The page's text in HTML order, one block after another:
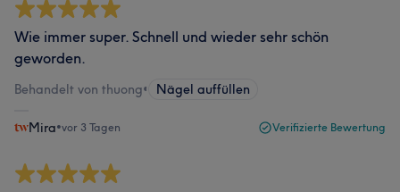
Wie immer super. Schnell und wieder sehr schön
geworden.
Behandelt von thuong• Nägel auffüllen
Mira•vor 3 Tagen Verifizierte Bewertung